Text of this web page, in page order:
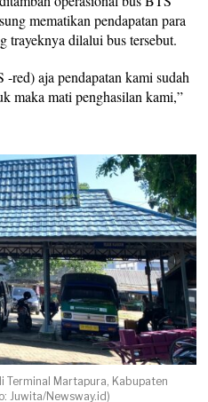
mematikan pendapatan para
trayeknya dilalui bus tersebut.
red) aja pendapatan kami sudah
maka mati penghasilan kami,”
Martapura, Kabupaten
Juwita/Newsway.id)